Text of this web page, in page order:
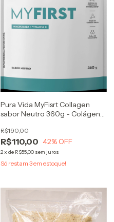
Pura Vida MyFisrt Collagen
sabor Neutro 360g - Colágeno
R$110,00
R$190,00
42% OFF
2xde R$55,00 sem juros
Só restam3em estoque!